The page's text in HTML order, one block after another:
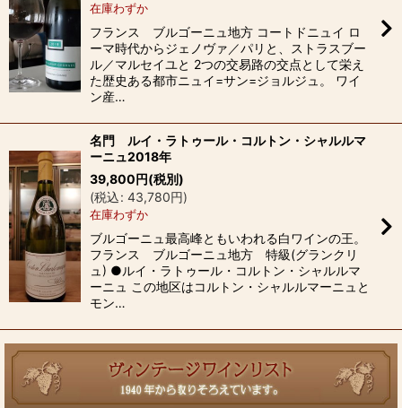
在庫わずか
フランス ブルゴーニュ地方 コートドニュイ ロ
ーマ時代からジェノヴァ／パリと、ストラスブー
ル／マルセイユと 2つの交易路の交点として栄え
た歴史ある都市ニュイ=サン=ジョルジュ。 ワイ
ン産…
名門 ルイ・ラトゥール・コルトン・シャルルマ
ーニュ2018年
39,800円(税別)
(税込: 43,780円)
在庫わずか
ブルゴーニュ最高峰ともいわれる白ワインの王。
フランス ブルゴーニュ地方 特級(グランクリ
ュ) ●ルイ・ラトゥール・コルトン・シャルルマ
ーニュ この地区はコルトン・シャルルマーニュと
モン…